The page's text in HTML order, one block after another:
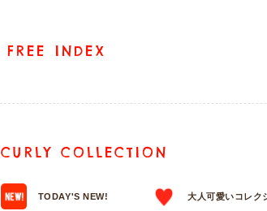
FREE INDEX
CURLY COLLECTION
TODAY'S NEW! 大人可愛いコレク